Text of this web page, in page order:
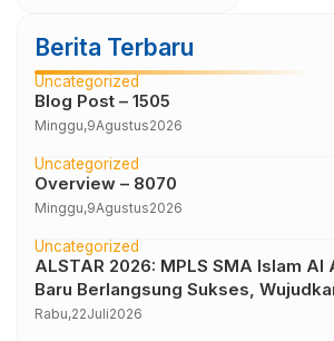
Berita Terbaru
Uncategorized
Blog Post – 1505
Minggu,9Agustus2026
Uncategorized
Overview – 8070
Minggu,9Agustus2026
Uncategorized
ALSTAR 2026: MPLS SMA Islam Al
Baru Berlangsung Sukses,
Perjalanan Peserta Didik yang
Rabu,22Juli2026